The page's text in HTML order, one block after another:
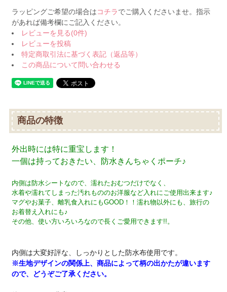
ラッピングご希望の場合はコチラでご購入くださいませ。指示
があれば備考欄にご記入ください。
レビューを見る(0件)
レビューを投稿
特定商取引法に基づく表記（返品等）
この商品について問い合わせる
商品の特徴
外出時には特に重宝します！
一個は持っておきたい、防水きんちゃくポーチ♪
内側は防水シートなので、濡れたおむつだけでなく、
水着や濡れてしまった汚れもののお洋服など入れにご使用出来ます♪
マグやお菓子、離乳食入れにもGOOD！！濡れ物以外にも、旅行の
お着替え入れにも♪
その他、使い方いろいろなので長くご愛用できます!!。
内側は大変好評な、しっかりとした防水布使用です。
※生地デザインの関係上、商品によって柄の出かたが違います
ので、どうぞご了承ください。